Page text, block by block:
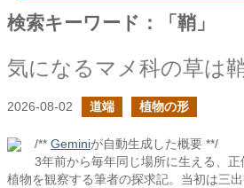
検索キーワード：「鞘」
気になるマメ科の草は
2026-08-02 道端 植物の形
/** Geminiが自動生成した概要 **/
3年前から毎年同じ場所に生える、
植物を観察する筆者の探求記。当初は三